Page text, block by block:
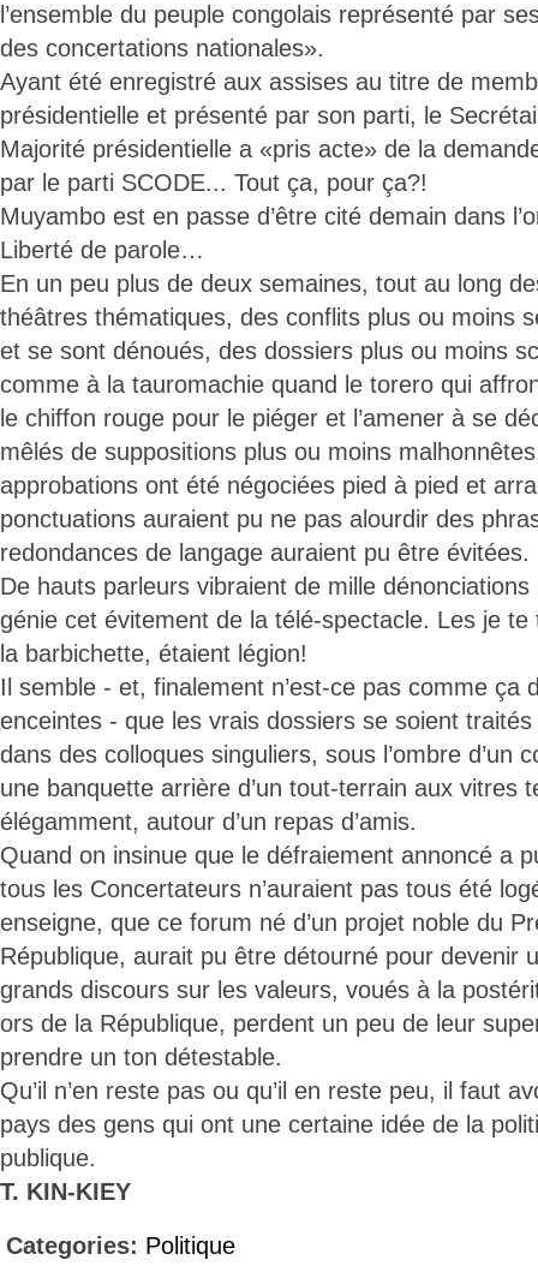
l’ensemble du peuple congolais représenté par
des concertations nationales».
Ayant été enregistré aux assises au titre de
présidentielle et présenté par son parti, le
Majorité présidentielle a «pris acte» de la
par le parti SCODE... Tout ça, pour ça?!
Muyambo est en passe d’être cité demain dans
Liberté de parole…
En un peu plus de deux semaines, tout au long
théâtres thématiques, des conflits plus ou moins
et se sont dénoués, des dossiers plus ou moins
comme à la tauromachie quand le torero qui
le chiffon rouge pour le piéger et l’amener à se
mêlés de suppositions plus ou moins
approbations ont été négociées pied à pied et
ponctuations auraient pu ne pas alourdir des
redondances de langage auraient pu être évitées.
De hauts parleurs vibraient de mille
génie cet évitement de la télé-spectacle. Les je
la barbichette, étaient légion!
Il semble - et, finalement n’est-ce pas comme ça
enceintes - que les vrais dossiers se soient
dans des colloques singuliers, sous l’ombre d’un
une banquette arrière d’un tout-terrain aux vitres
élégamment, autour d’un repas d’amis.
Quand on insinue que le défraiement annoncé a
tous les Concertateurs n’auraient pas tous été
enseigne, que ce forum né d’un projet noble du
République, aurait pu être détourné pour devenir
grands discours sur les valeurs, voués à la
ors de la République, perdent un peu de leur
prendre un ton détestable.
Qu’il n’en reste pas ou qu’il en reste peu, il faut
pays des gens qui ont une certaine idée de la
publique.
T. KIN-KIEY
Categories: Politique